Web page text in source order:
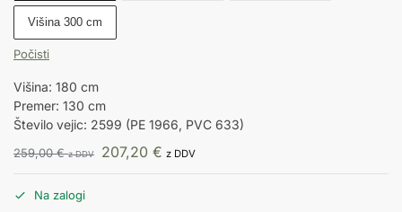
Višina 300 cm
Počisti
Višina: 180 cm
Premer: 130 cm
Število vejic: 2599 (PE 1966, PVC 633)
259,00€ z DDV 207,20 € z DDV
Na zalogi